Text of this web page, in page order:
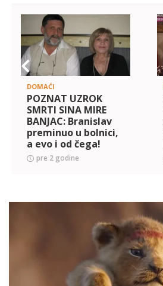
DOMAĆI
POZNAT UZROK
SMRTI SINA MIRE
BANJAC: Branislav
preminuo u bolnici,
a evo i od čega!
pre 2 godine